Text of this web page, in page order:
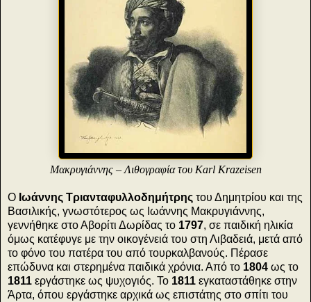
Μακρυγιάννης – Λιθογραφία του Karl Krazeisen
Ο Ιωάννης Τριανταφυλλοδημήτρης του Δημητρίου και της
Βασιλικής, γνωστότερος ως Ιωάννης Μακρυγιάννης,
γεννήθηκε στο Αβορίτι Δωρίδας το 1797, σε παιδική ηλικία
όμως κατέφυγε με την οικογένειά του στη Λιβαδειά, μετά από
το φόνο του πατέρα του από τουρκαλβανούς. Πέρασε
επώδυνα και στερημένα παιδικά χρόνια. Από το 1804 ως το
1811 εργάστηκε ως ψυχογιός. Το 1811 εγκαταστάθηκε στην
Άρτα, όπου εργάστηκε αρχικά ως επιστάτης στο σπίτι του